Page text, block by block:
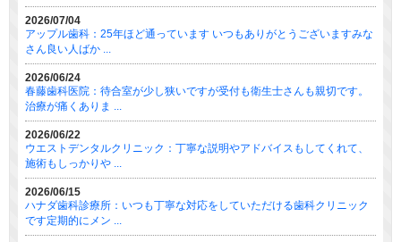
2026/07/04
アップル歯科：25年ほど通っています いつもありがとうございますみな
さん良い人ばか ...
2026/06/24
春藤歯科医院：待合室が少し狭いですが受付も衛生士さんも親切です。
治療が痛くありま ...
2026/06/22
ウエストデンタルクリニック：丁寧な説明やアドバイスもしてくれて、
施術もしっかりや ...
2026/06/15
ハナダ歯科診療所：いつも丁寧な対応をしていただける歯科クリニック
です定期的にメン ...